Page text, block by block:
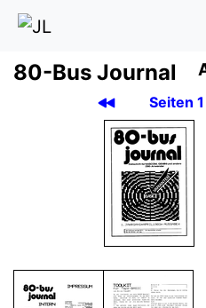
80-Bus Journal
Seiten